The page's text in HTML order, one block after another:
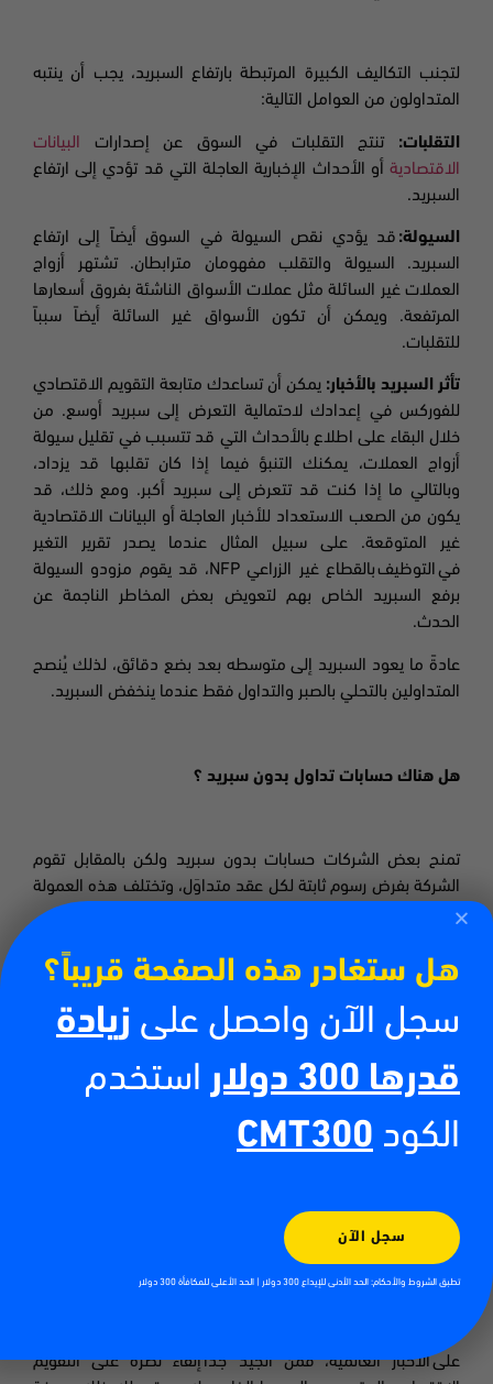
لتجنب التكاليف الكبيرة المرتبطة بارتفاع السبريد، يجب أن ينتبه
المتداولون من العوامل التالية:
التقلبات: تنتج التقلبات في السوق عن إصدارات
البيانات
الاقتصادية أو الأحداث الإخبارية العاجلة التي قد تؤدي إلى ارتفاع
السبريد.
السيولة: قد يؤدي نقص السيولة في السوق أيضاً إلى ارتفاع
السبريد. السيولة والتقلب مفهومان مترابطان. تشتهر أزواج
العملات غير السائلة مثل عملات الأسواق الناشئة بفروق أسعارها
المرتفعة. ويمكن أن تكون الأسواق غير السائلة أيضاً سبباً
للتقلبات.
تأثر السبريد بالأخبار: يمكن أن تساعدك متابعة التقويم الاقتصادي
للفوركس في إعدادك لاحتمالية التعرض إلى سبريد أوسع. من
خلال البقاء على اطلاع بالأحداث التي قد تتسبب في تقليل سيولة
أزواج العملات، يمكنك التنبؤ فيما إذا كان تقلبها قد يزداد،
وبالتالي ما إذا كنت قد تتعرض إلى سبريد أكبر. ومع ذلك، قد
يكون من الصعب الاستعداد للأخبار العاجلة أو البيانات الاقتصادية
غير المتوقعة. على سبيل المثال عندما يصدر تقرير التغير
فيالتوظيفبالقطاع غير الزراعيNFP
، قد يقوم مزودو السيولة
برفع السبريد الخاص بهم لتعويض بعض المخاطر الناجمة عن
الحدث.
عادةً ما يعود السبريد إلى متوسطه بعد بضع دقائق، لذلك يُنصح
المتداولين بالتحلي بالصبر والتداول فقط عندما ينخفض السبريد.
هل هناك حسابات تداول بدون سبريد ؟
تمنح بعض الشركات حسابات بدون سبريد ولكن بالمقابل تقوم
الشركة بفرض رسوم ثابتة لكل عقد متداوَل، وتختلف هذه العمولة
من زوج لآخر
هناك عدة طرق يمكنك من خلالها تقليل السبريد الخاص بك أثناء
وسيطك. أولها محاولة اختيار وسيط مثل
فإن أفضل مكان للبدء هو حساب فوركس تجريبي. ويتم تقديم هذه
الحسابات التجريبية من أغلب وسطاء التداول، وتكون هذه
الحساباتمجهزة بالكامل لمحاكاة بيئة تداول واقعية بدون
نظراً لأن السوق، وبالتالي الفارق، يمكن أن يتغير كثيراً بناءً
على الاخبار العالمية، فمن الجيد جداً إلقاء نظرة على التقويم
هل ستغادر هذه الصفحة قريباً؟
سجل الآن واحصل على زيادة
قدرها 300 دولار
استخدم
الكود CMT300
سجل الآن
تطبق الشروط والأحكام: الحد الأدنى للإيداع 300 دولار | الحد الأعلى للمكافأة 300 دولار